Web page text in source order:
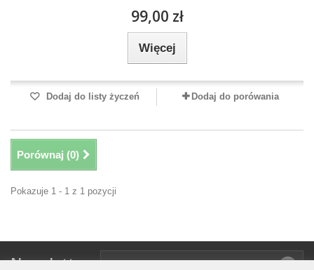
99,00 zł
Więcej
Dodaj do listy życzeń Dodaj do porówania
Porównaj (0)
Pokazuje 1 - 1 z 1 pozycji
Newsletter